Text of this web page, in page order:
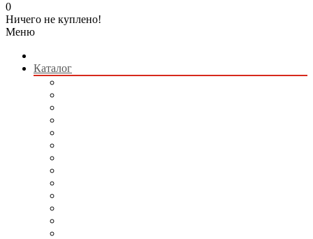
0
Ничего не куплено!
Меню
Каталог